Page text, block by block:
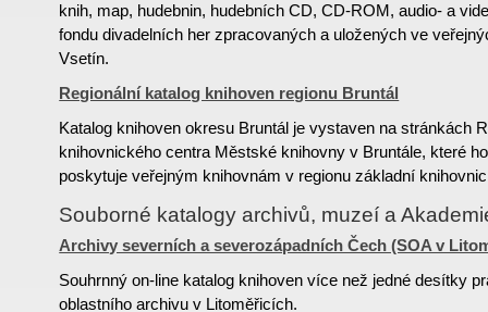
knih, map, hudebnin, hudebních CD, CD-ROM, audio- a
fondu divadelních her zpracovaných a uložených ve
Vsetín.
Regionální katalog knihoven regionu Bruntál
Katalog knihoven okresu Bruntál je vystaven na stránkách
knihovnického centra Městské knihovny v Bruntále, které
poskytuje veřejným knihovnám v regionu základní
Souborné katalogy archivů, muzeí a
Archivy severních a severozápadních Čech (SOA v
Souhrnný on-line katalog knihoven více než jedné desítky
oblastního archivu v Litoměřicích.